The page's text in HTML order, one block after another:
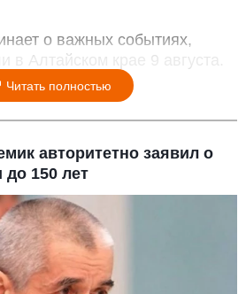
о важных событиях,
в Алтайском крае 9 августа.
Читать полностью
авторитетно заявил о
150 лет